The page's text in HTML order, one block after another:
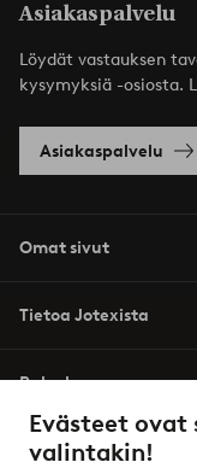
Evästeet ovat
valintakin!
Asiakaspalvelu
Löydät vastauksen
kysymyksiä -osiosta.
Asiakaspalvelu
Omat sivut
Tietoa Jotexista
Palvelumme
Ehdot